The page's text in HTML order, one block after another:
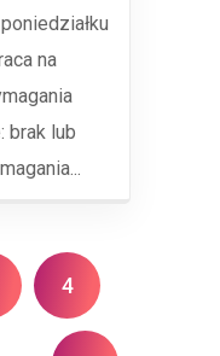
na
brak lub
4